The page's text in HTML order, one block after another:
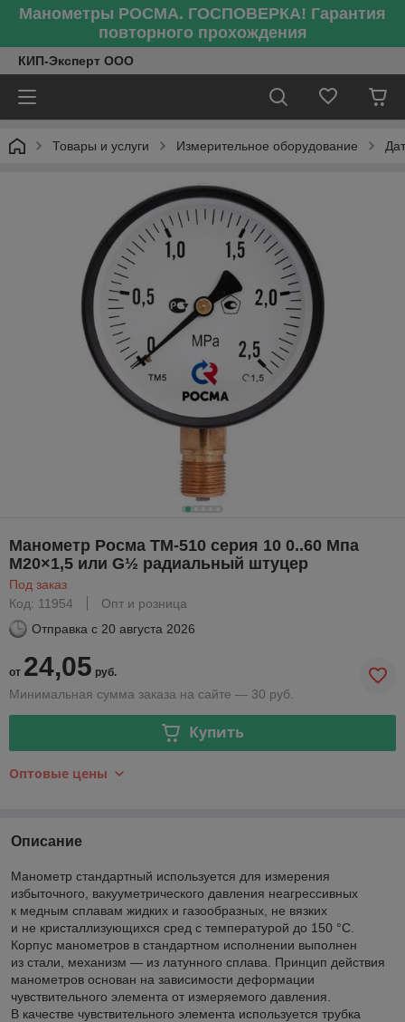
Манометры РОСМА. ГОСПОВЕРКА! Гарантия
повторного прохождения
КИП-Эксперт ООО
Товары и услуги Измерительное оборудование
Манометр Росма ТМ-510 серия 10 0..60 Мпа
М20×1,5 или G½ радиальный штуцер
Под заказ
Код: 11954
Опт и розница
Отправка с 20 августа 2026
от 24,05 руб.
Минимальная сумма заказа на сайте — 30 руб.
Купить
Оптовые цены
Описание
Манометр стандартный используется для измерения
избыточного, вакууметрического давления неагресcивных
к медным сплавам жидких и газообразных, не вязких
и не кристаллизующихся сред с температурой до 150 °C.
Корпус манометров в стандартном исполнении выполнен
из стали, механизм — из латунного сплава. Принцип действия
манометров основан на зависимости деформации
чувствительного элемента от измеряемого давления.
В качестве чувствительного элемента используется трубка